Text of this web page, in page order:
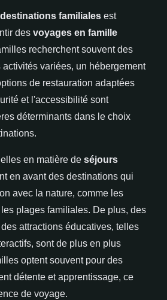
destinations familiales est
des voyages en famille
recherchent souvent des
activités variées, un hébergement
de restauration adaptées
et l'accessibilité sont
déterminants dans le choix
en matière de séjours
en avant des destinations qui
avec la nature, comme les
plages familiales. De plus, des
attractions éducatives, telles
sont de plus en plus
optent souvent pour des
détente et apprentissage, ce
de voyage.